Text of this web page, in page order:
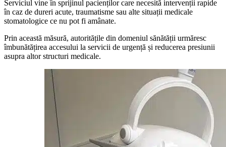
Serviciul vine în sprijinul pacienților care necesită intervenții rapide
în caz de dureri acute, traumatisme sau alte situații medicale
stomatologice ce nu pot fi amânate.
Prin această măsură, autoritățile din domeniul sănătății urmăresc
îmbunătățirea accesului la servicii de urgență și reducerea presiunii
asupra altor structuri medicale.